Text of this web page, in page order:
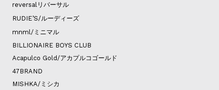
reversalリバーサル
RUDIE’S/ルーディーズ
mnml/ミニマル
BILLIONAIRE BOYS CLUB
Acapulco Gold/アカプルコゴールド
47BRAND
MISHKA/ミシカ